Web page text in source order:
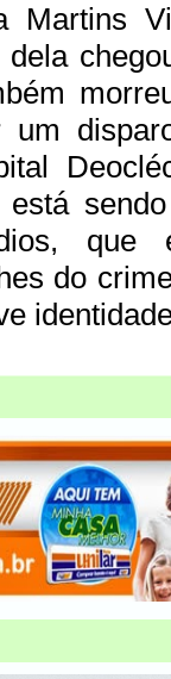
Martins
um
que
do